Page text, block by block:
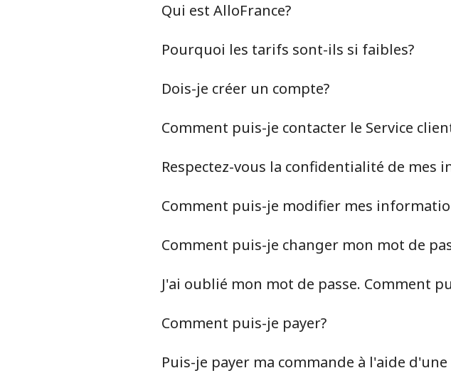
Un numéro
Qui est AlloFrance?
Pourquoi les tarifs sont-ils si faibles?
Dois-je créer un compte?
Comment puis-je contacter le Service
Respectez-vous la confidentialité de mes
Comment puis-je modifier mes
Comment puis-je changer mon mot de
J'ai oublié mon mot de passe. Comment
Comment puis-je payer?
Puis-je payer ma commande à l'aide